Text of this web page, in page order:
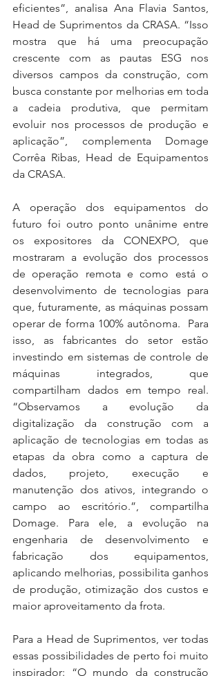
eficientes”, analisa Ana Flavia Santos,
Head de Suprimentos da CRASA. “Isso
mostra que há uma preocupação
crescente com as pautas ESG nos
diversos campos da construção, com
busca constante por melhorias em toda
a cadeia produtiva, que permitam
evoluir nos processos de produção e
aplicação”, complementa Domage
Corrêa Ribas, Head de Equipamentos
da CRASA.
A operação dos equipamentos do
futuro foi outro ponto unânime entre
os expositores da CONEXPO, que
mostraram a evolução dos processos
de operação remota e como está o
desenvolvimento de tecnologias para
que, futuramente, as máquinas possam
operar de forma 100% autônoma.  Para
isso, as fabricantes do setor estão
investindo em sistemas de controle de
máquinas integrados, que
compartilham dados em tempo real.
“Observamos a evolução da
digitalização da construção com a
aplicação de tecnologias em todas as
etapas da obra como a captura de
dados, projeto, execução e
manutenção dos ativos, integrando o
campo ao escritório.”, compartilha
Domage. Para ele, a evolução na
engenharia de desenvolvimento e
fabricação dos equipamentos,
aplicando melhorias, possibilita ganhos
de produção, otimização dos custos e
maior aproveitamento da frota.
Para a Head de Suprimentos, ver todas
essas possibilidades de perto foi muito
inspirador: “O mundo da construção